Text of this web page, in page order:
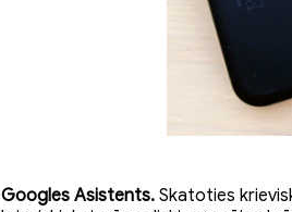
Googles Asistents.Skatoties